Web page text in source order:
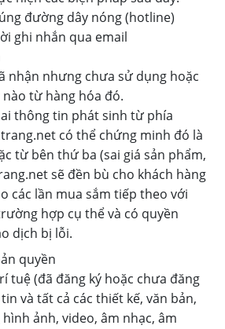
đường dây nóng (hotline)
ghi nhắn qua email
nhận nhưng chưa sử dụng hoặc
từ hàng hóa đó.
thông tin phát sinh từ phía
có thể chứng minh đó là
từ bên thứ ba (sai giá sản phẩm,
sẽ đền bù cho khách hàng
các lần mua sắm tiếp theo với
hợp cụ thể và có quyền
dịch bị lỗi.
quyền
tuệ (đã đăng ký hoặc chưa đăng
và tất cả các thiết kế, văn bản,
ảnh, video, âm nhạc, âm